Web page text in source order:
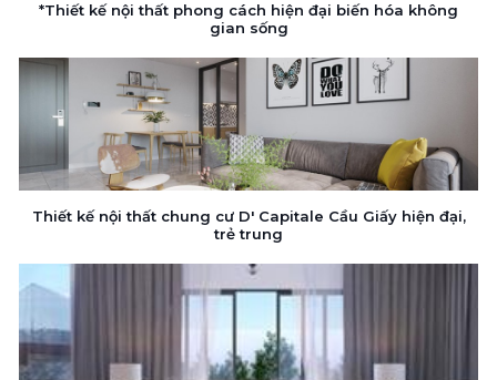
*Thiết kế nội thất phong cách hiện đại biến hóa không
gian sống
Thiết kế nội thất chung cư D' Capitale Cầu Giấy hiện đại,
trẻ trung